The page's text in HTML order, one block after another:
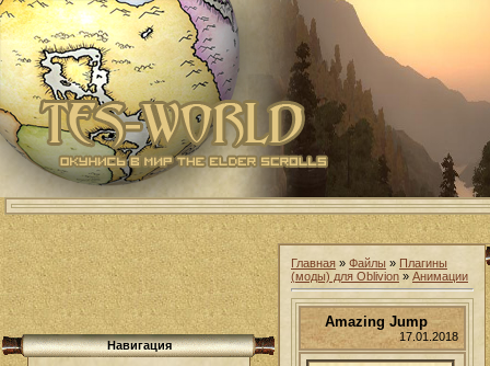
Навигация
Главная » Файлы » Плагины
(моды) для Oblivion » Анимации
Amazing Jump
17.01.2018